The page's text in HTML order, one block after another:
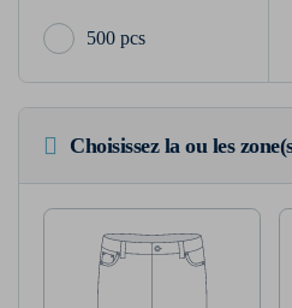
500 pcs
Choisissez la ou les